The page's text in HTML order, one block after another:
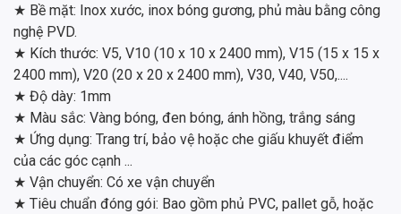
★ Bề mặt: Inox xước, inox bóng gương, phủ màu bằng công
nghệ PVD.
★ Kích thước: V5, V10 (10 x 10 x 2400 mm), V15 (15 x 15 x
2400 mm), V20 (20 x 20 x 2400 mm), V30, V40, V50,....
★ Độ dày: 1mm
★ Màu sắc: Vàng bóng, đen bóng, ánh hồng, trắng sáng
★ Ứng dụng: Trang trí, bảo vệ hoặc che giấu khuyết điểm
của các góc cạnh ...
★ Vận chuyển: Có xe vận chuyển
★ Tiêu chuẩn đóng gói: Bao gồm phủ PVC, pallet gỗ, hoặc